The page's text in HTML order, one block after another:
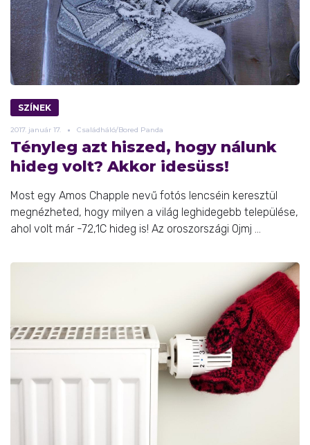
SZÍNEK
2017. január 17. Családháló/Bored Panda
Tényleg azt hiszed, hogy nálunk
hideg volt? Akkor idesüss!
Most egy Amos Chapple nevű fotós lencséin keresztül
megnézheted, hogy milyen a világ leghidegebb települése,
ahol volt már -72,1C hideg is! Az oroszországi Ojmj ...